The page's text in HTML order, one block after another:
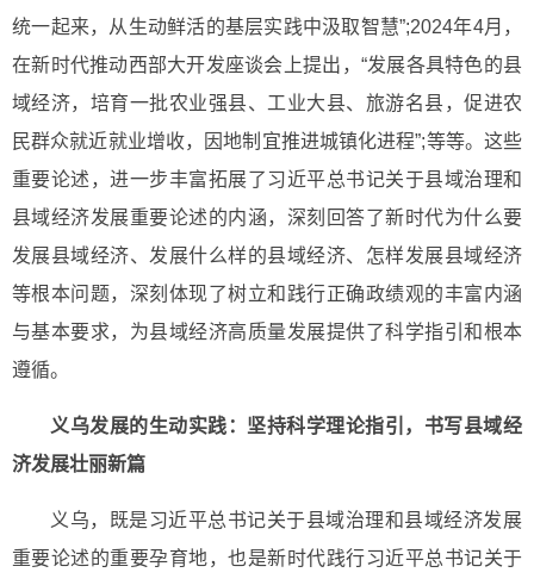
统一起来，从生动鲜活的基层实践中汲取智慧”;2024年4月，
在新时代推动西部大开发座谈会上提出，“发展各具特色的县
域经济，培育一批农业强县、工业大县、旅游名县，促进农
民群众就近就业增收，因地制宜推进城镇化进程”;等等。这些
重要论述，进一步丰富拓展了习近平总书记关于县域治理和
县域经济发展重要论述的内涵，深刻回答了新时代为什么要
发展县域经济、发展什么样的县域经济、怎样发展县域经济
等根本问题，深刻体现了树立和践行正确政绩观的丰富内涵
与基本要求，为县域经济高质量发展提供了科学指引和根本
遵循。
义乌发展的生动实践：坚持科学理论指引，书写县域经
济发展壮丽新篇
义乌，既是习近平总书记关于县域治理和县域经济发展
重要论述的重要孕育地，也是新时代践行习近平总书记关于